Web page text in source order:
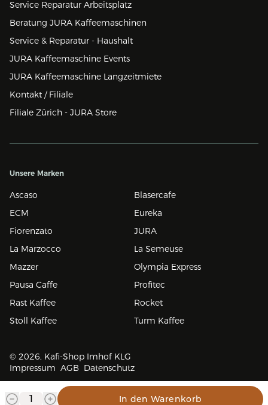
In den Warenkorb
Service Reparatur Arbeitsplatz
Beratung JURA Kaffeemaschinen
Service & Reparatur - Haushalt
JURA Kaffeemaschine Events
JURA Kaffeemaschine Langzeitmiete
Kontakt / Filiale
Filiale Zürich - JURA Store
Unsere Marken
Ascaso
Blasercafe
ECM
Eureka
Fiorenzato
JURA
La Marzocco
La Semeuse
Mazzer
Olympia Express
Pausa Caffe
Profitec
Rast Kaffee
Rocket
Stoll Kaffee
Turm Kaffee
© 2026, Kafi-Shop Imhof KLG
Impressum AGB Datenschutz